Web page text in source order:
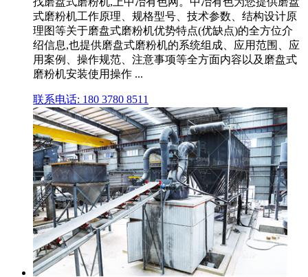
式磨粉机工作原理、规格型号、技术参数、结构设计原
理图等关于磨盘式磨粉机优势特点(优缺点)的全方位介
绍信息,也提供磨盘式磨粉机的系统组成、应用范围、应
用案例、操作规范、注意事项等全方面内容以及磨盘式
磨粉机安装使用操作 ...
联系电话: 180 3780 8511